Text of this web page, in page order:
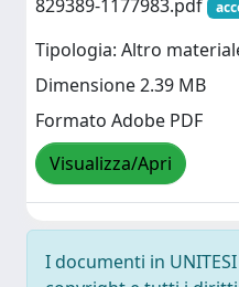
829389-1177983.pdf
Tipologia: Altro
Dimensione 2.39 MB
Formato Adobe PDF
Visualizza/Apri
I documenti in